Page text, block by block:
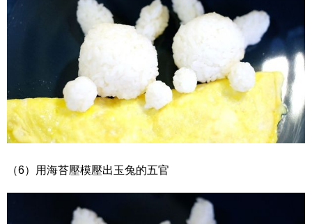
（6）用海苔壓模壓出玉兔的五官